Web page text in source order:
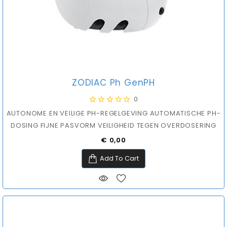
ZODIAC Ph GenPH
0
AUTONOME EN VEILIGE PH-REGELGEVING AUTOMATISCHE PH-
DOSING FIJNE PASVORM VEILIGHEID TEGEN OVERDOSERING
Prijs
€ 0,00
Add To Cart